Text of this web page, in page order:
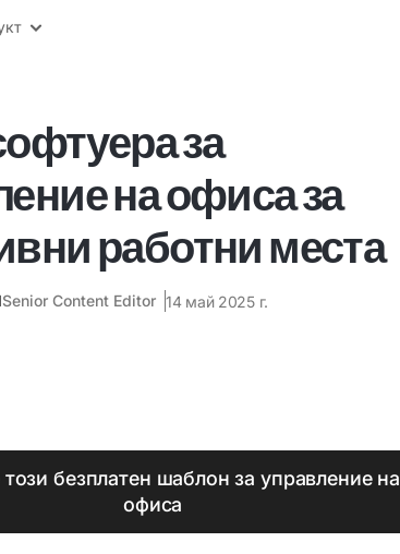
за
на офиса за
работни места
Senior Content Editor 14 май 2025 г.
този безплатен шаблон за управление на
офиса